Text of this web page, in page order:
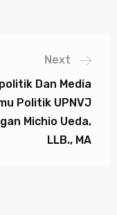
Next
Dan Media
Politik UPNVJ
Michio Ueda,
LLB., MA